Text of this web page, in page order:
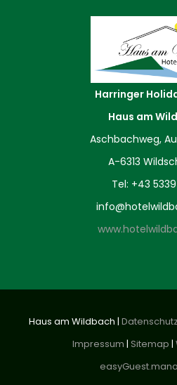
Harringer
Haus am
Aschbachweg,
A-6313
Tel: +43
Haus am Wildbach | Datenschutz
Impressum | Sitemap |